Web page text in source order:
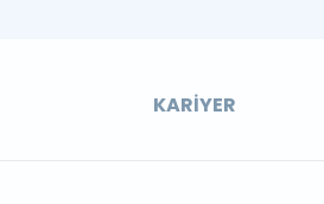
KARIYER